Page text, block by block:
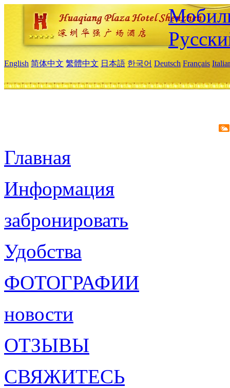
English 简体中文 繁體中文 日本語 한국어 Deutsch Français
Главная
Информация
забронировать
Удобства
ФОТОГРАФИИ
новости
ОТЗЫВЫ
СВЯЖИТЕСЬ